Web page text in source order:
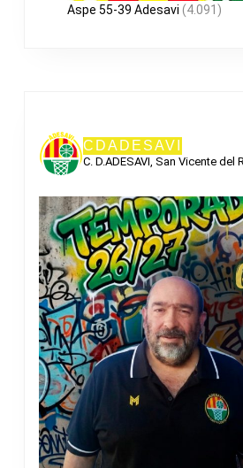
Aspe 55-39 Adesavi (4.091)
CDADESAVI
C. D.ADESAVI, San Vicente del